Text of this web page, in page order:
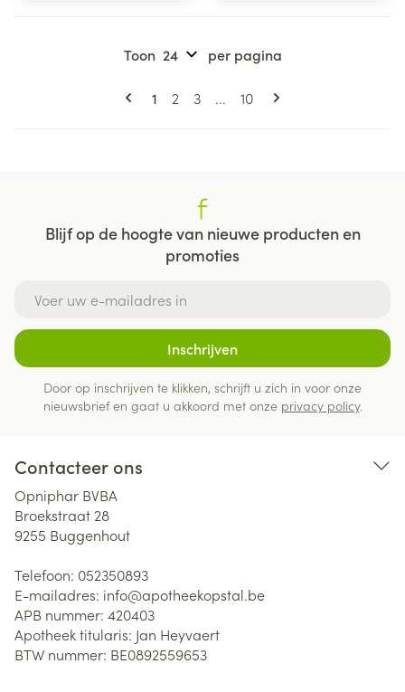
Pagina's
U lees momenteel pagina
1 Pagina
2 Pagina
3 ... Pagina
10
Toon per pagina
Blijf op de hoogte van nieuwe producten en
promoties
Inschrijven
Door op inschrijven te klikken, schrijft u zich in voor onze
nieuwsbrief en gaat u akkoord met onze privacy policy.
Contacteer ons
Opniphar BVBA
Broekstraat 28
9255 Buggenhout
Telefoon: 052350893
E-mailadres: info@apotheekopstal.be
APB nummer: 420403
Apotheek titularis: Jan Heyvaert
BTW nummer: BE0892559653